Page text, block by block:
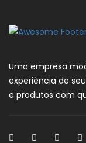
Uma empresa
experiência de
e produtos com